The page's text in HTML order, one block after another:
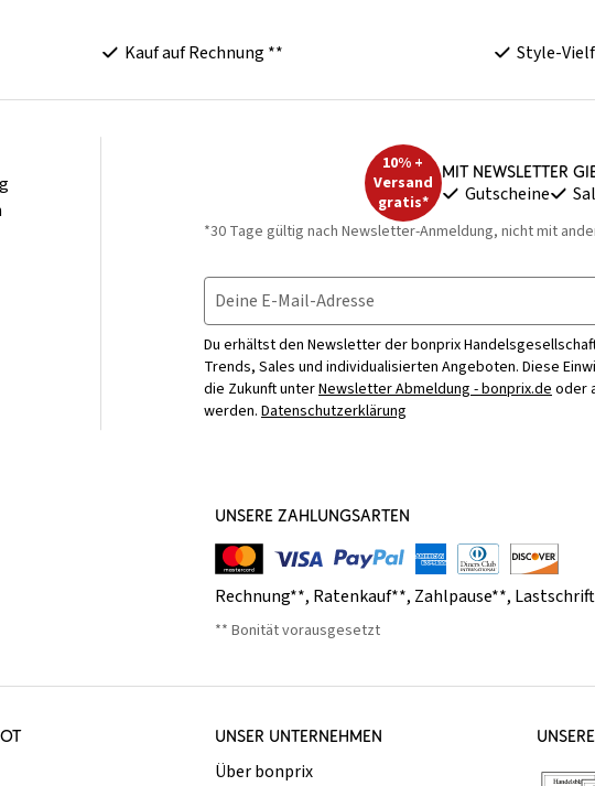
Kauf auf Rechnung ** Style-
10% +
Versand
gratis*
Mit Newsletter
Gutscheine
*30 Tage gültig nach Newsletter-Anmeldung, nicht mit
Deine E-Mail-Adresse
Du erhältst den Newsletter der bonprix
Trends, Sales und individualisierten Angeboten. Diese
die Zukunft unterNewsletter Abmeldung - bonprix.deoder
werden. Datenschutzerklärung
UNSERE ZAHLUNGSARTEN
Rechnung**, Ratenkauf**, Zahlpause**,
** Bonität vorausgesetzt
UNSER UNTERNEHMEN
Über bonprix